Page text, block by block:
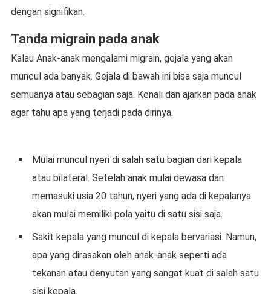
dengan signifikan.
Tanda migrain pada anak
Kalau Anak-anak mengalami migrain, gejala yang akan
muncul ada banyak. Gejala di bawah ini bisa saja muncul
semuanya atau sebagian saja. Kenali dan ajarkan pada anak
agar tahu apa yang terjadi pada dirinya.
Mulai muncul nyeri di salah satu bagian dari kepala
atau bilateral. Setelah anak mulai dewasa dan
memasuki usia 20 tahun, nyeri yang ada di kepalanya
akan mulai memiliki pola yaitu di satu sisi saja.
Sakit kepala yang muncul di kepala bervariasi. Namun,
apa yang dirasakan oleh anak-anak seperti ada
tekanan atau denyutan yang sangat kuat di salah satu
sisi kepala.